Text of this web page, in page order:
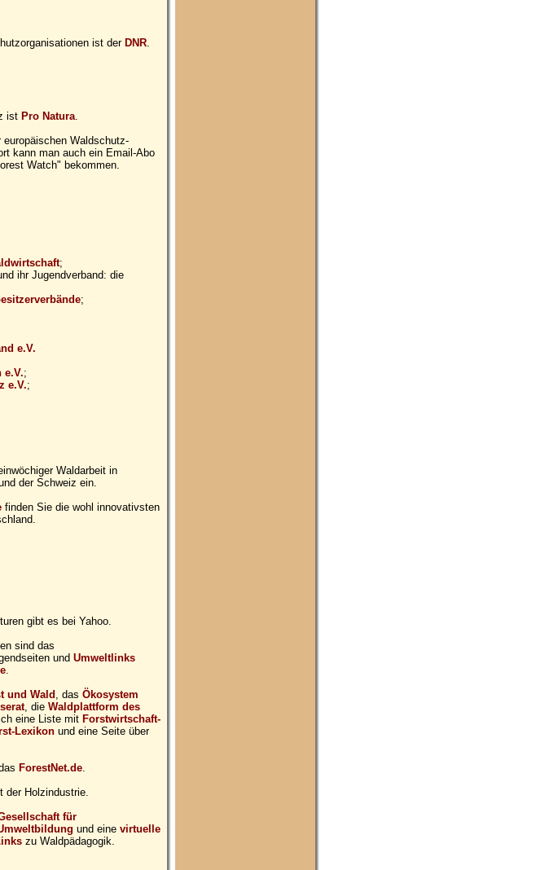
ist der DNR.
ist Pro Natura.
Waldschutz-
kann man auch ein Email-Abo
Watch" bekommen.
;
ihr Jugendverband: die
;
e.V.
e.V.;
e.V.;
Waldarbeit in
der Schweiz ein.
finden Sie die wohl innovativsten
gibt es bei Yahoo.
sind das
und Umweltlinks
und Wald , das Ökosystem
, die Waldplattform des
eine Liste mit Forstwirtschaft-
Lexikon und eine Seite über
ForestNet.de
der Holzindustrie.
für
und eine virtuelle
zu Waldpädagogik.